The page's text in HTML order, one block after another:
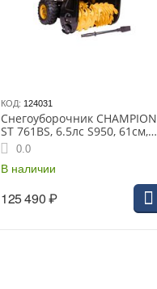
КОД: 124031
Снегоуборочник CHAMPION
ST 761BS, 6.5лс S950, 61см,
6F/2R колеса, 3л, 78.5кг,
эл.стартер, фара, обогрев
рук
0.0
В наличии
125 490₽